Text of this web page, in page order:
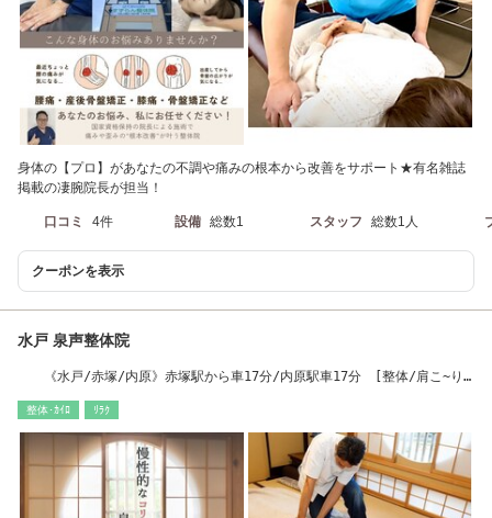
身体の【プロ】があなたの不調や痛みの根本から改善をサポート★有名雑誌
掲載の凄腕院長が担当！
口コミ 4件 設備 総数1 スタッフ 総数1人
クーポンを表示
水戸 泉声整体院
《水戸/赤塚/内原》赤塚駅から車17分/内原駅車17分 [整体/肩こ~り/
整体･ｶｲﾛ ﾘﾗｸ